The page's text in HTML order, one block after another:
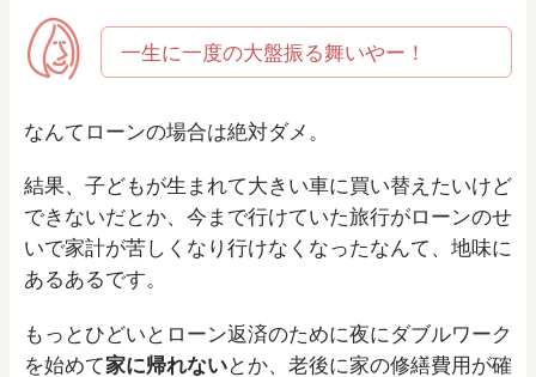
一生に一度の大盤振る舞いやー！
なんてローンの場合は絶対ダメ。
結果、子どもが生まれて大きい車に買い替えたいけど
できないだとか、今まで行けていた旅行がローンのせ
いで家計が苦しくなり行けなくなったなんて、地味に
あるあるです。
もっとひどいとローン返済のために夜にダブルワーク
を始めて家に帰れないとか、老後に家の修繕費用が確